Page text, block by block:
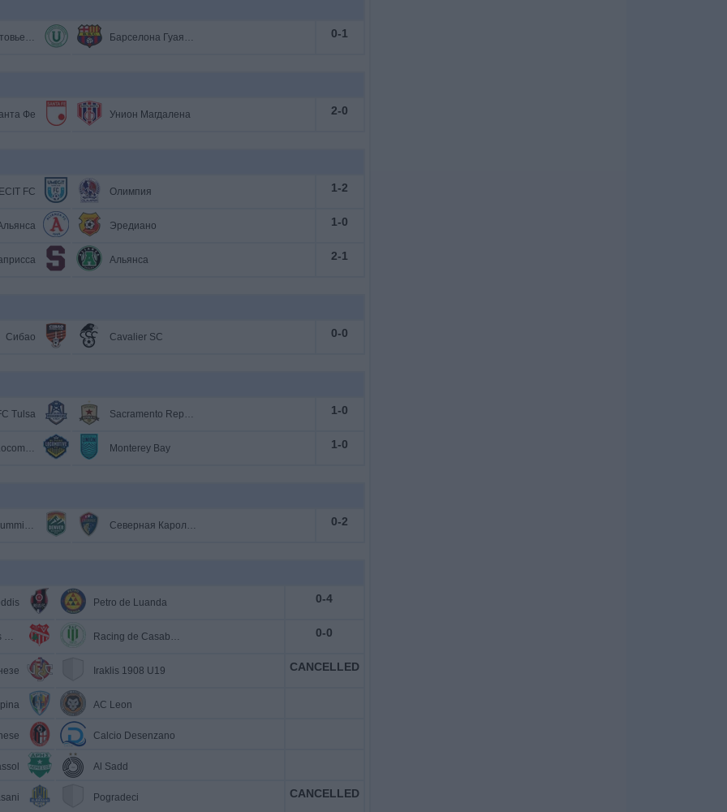
ЛДУ Портовьехо Барселона Гуаякиль 0-1
Фе Унион Магдалена 2-0
FC Олимпия 1-2
Эредиано 1-0
Альянса 2-1
Сибао Cavalier SC 0-0
Tulsa Sacramento Republic 1-0
El Paso Locomotive Monterey Bay 1-0
Denver Summit FC Северная Каролина Кураж 0-2
Petro de Luanda 0-4
Chabab Atlas Khénifra Racing de Casablanca 0-0
Iraklis 1908 U19 CANCELLED
AC Leon
Calcio Desenzano
Al Sadd
Pogradeci CANCELLED